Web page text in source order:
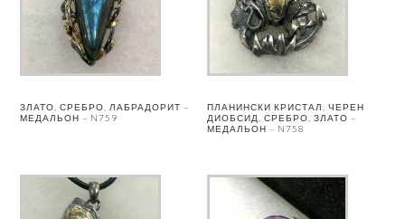
ЗЛАТО, СРЕБРО, ЛАБРАДОРИТ –
МЕДАЛЬОН – N759
ПЛАНИНСКИ КРИСТАЛ, ЧЕРЕН
ДИОБСИД, СРЕБРО, ЗЛАТО –
МЕДАЛЬОН – N758